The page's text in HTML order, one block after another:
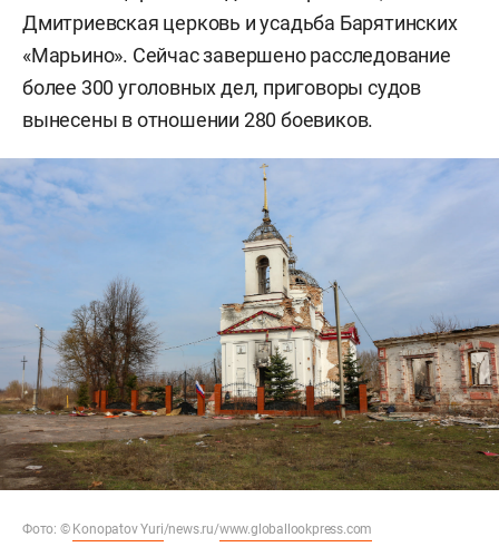
Дмитриевская церковь и усадьба Барятинских
«Марьино». Сейчас завершено расследование
более 300 уголовных дел, приговоры судов
вынесены в отношении 280 боевиков.
Фото: © Konopatov Yuri/news.ru/www.globallookpress.com